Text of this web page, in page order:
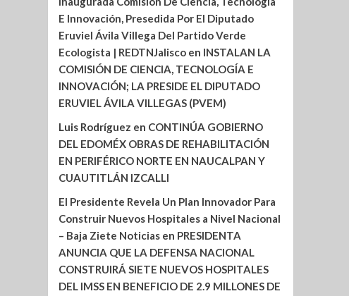
E Innovación, Presedida Por El Diputado
Eruviel Ávila Villega Del Partido Verde
Ecologista | REDTNJaliscoen INSTALAN LA
COMISIÓN DE CIENCIA, TECNOLOGÍA E
INNOVACIÓN; LA PRESIDE EL DIPUTADO
ERUVIEL ÁVILA VILLEGAS (PVEM)
Luis Rodríguez en CONTINÚA GOBIERNO
DEL EDOMÉX OBRAS DE REHABILITACIÓN
EN PERIFÉRICO NORTE EN NAUCALPAN Y
CUAUTITLÁN IZCALLI
El Presidente Revela Un Plan Innovador Para
Construir Nuevos Hospitales a Nivel Nacional
– Baja Ziete Noticiasen PRESIDENTA
ANUNCIA QUE LA DEFENSA NACIONAL
CONSTRUIRÁ SIETE NUEVOS HOSPITALES
DEL IMSS EN BENEFICIO DE 2.9 MILLONES DE